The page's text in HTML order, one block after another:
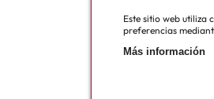
Este sitio web utiliza
preferencias
Más información